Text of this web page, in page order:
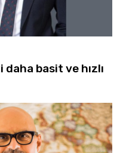
basit ve hızlı